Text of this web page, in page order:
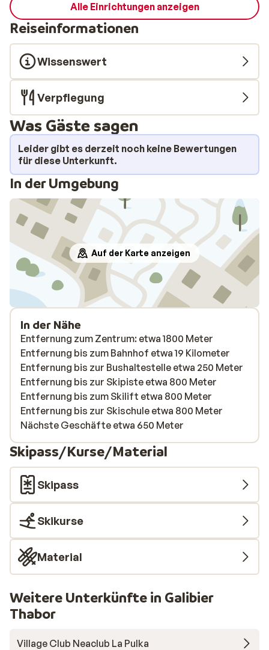
1.800 Meter vom Zentrum von Valloire entfernt. Hier
profitierst du von Ruhe und Weite – ideal für Familien
oder Freundesgruppen, die gemeinsam eine moderne
und bestens ausgestattete Unterkunft in den Bergen
genießen möchten.
Alle Einrichtungen anzeigen
Reiseinformationen
Wissenswert
Verpflegung
Was Gäste sagen
Leider gibt es derzeit noch keine Bewertungen
für diese Unterkunft.
In der Umgebung
Auf der Karte anzeigen
In der Nähe
Entfernung zum Zentrum: etwa 1800 Meter
Entfernung bis zum Bahnhof etwa 19 Kilometer
Entfernung bis zur Bushaltestelle etwa 250 Meter
Entfernung bis zur Skipiste etwa 800 Meter
Entfernung bis zum Skilift etwa 800 Meter
Entfernung bis zur Skischule etwa 800 Meter
Nächste Geschäfte etwa 650 Meter
Skipass/Kurse/Material
Skipass
Skikurse
Material
Weitere Unterkünfte in Galibier
Thabor
Village Club Neaclub La Pulka